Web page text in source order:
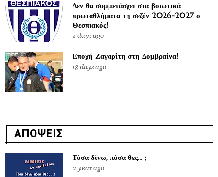
Δεν θα συμμετάσχει στα βοιωτικά
πρωταθλήματα τη σεζόν 2026-2027 ο
Θεσπιακός!
2 days ago
Εποχή Ζαγαρίτη στη Δομβραίνα!
18 days ago
ΑΠΟΨΕΙΣ
Τόσα δίνω, πόσα θες... ;
a year ago